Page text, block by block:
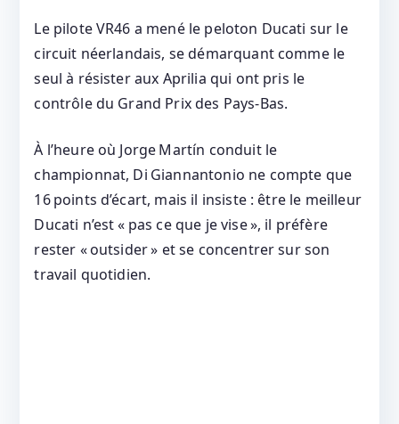
Le pilote VR46 a mené le peloton Ducati sur le
circuit néerlandais, se démarquant comme le
seul à résister aux Aprilia qui ont pris le
contrôle du Grand Prix des Pays‑Bas.
À l’heure où Jorge Martín conduit le
championnat, Di Giannantonio ne compte que
16 points d’écart, mais il insiste : être le meilleur
Ducati n’est « pas ce que je vise », il préfère
rester « outsider » et se concentrer sur son
travail quotidien.